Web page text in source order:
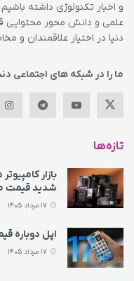
و اخبار تکنولوژی داشته
علمی و دانش محور محتوایی
دنیا در اختیار علاقمندان و
ما را در شبکه های اجتماعی
تازه‌ها
بازار
شدید قیمت
اپل دوباره